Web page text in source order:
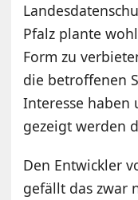
Pfalz plante
Form zu
die betroffenen
Interesse haben
gezeigt werden
Den Entwickler
gefällt das zwar